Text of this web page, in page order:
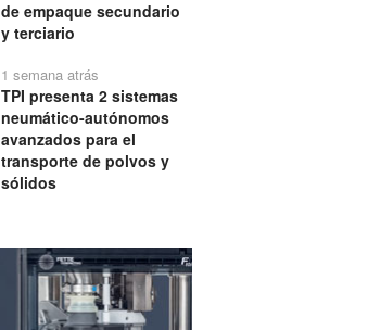
de empaque secundario
y terciario
1 semana atrás
TPI presenta 2 sistemas
neumático-autónomos
avanzados para el
transporte de polvos y
sólidos